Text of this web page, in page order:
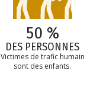
50 %
DES PERSONNES
Victimes de trafic humain
sont des enfants.